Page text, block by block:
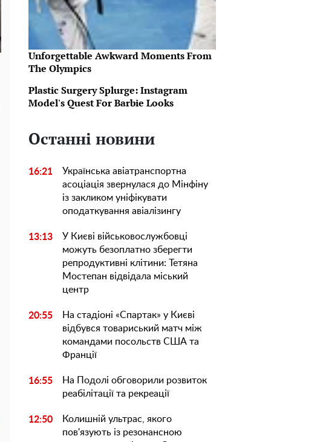
Unforgettable Awkward Moments From
The Olympics
Plastic Surgery Splurge: Instagram
Model's Quest For Barbie Looks
Останні новини
16:21
Українська авіатранспортна
асоціація звернулася до Мінфіну
із закликом уніфікувати
оподаткування авіалізингу
13:13
У Києві військовослужбовці
можуть безоплатно зберегти
репродуктивні клітини: Тетяна
Мостепан відвідала міський
центр
20:55
На стадіоні «Спартак» у Києві
відбувся товариський матч між
командами посольств США та
Франції
16:55
На Подолі обговорили розвиток
реабілітації та рекреації
12:50
Колишній ультрас, якого
пов'язують із резонансною